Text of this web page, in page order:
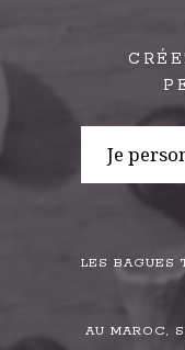
Je
LES BAGUES
AU MAROC,